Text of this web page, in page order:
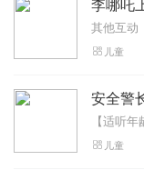
儿童
儿童